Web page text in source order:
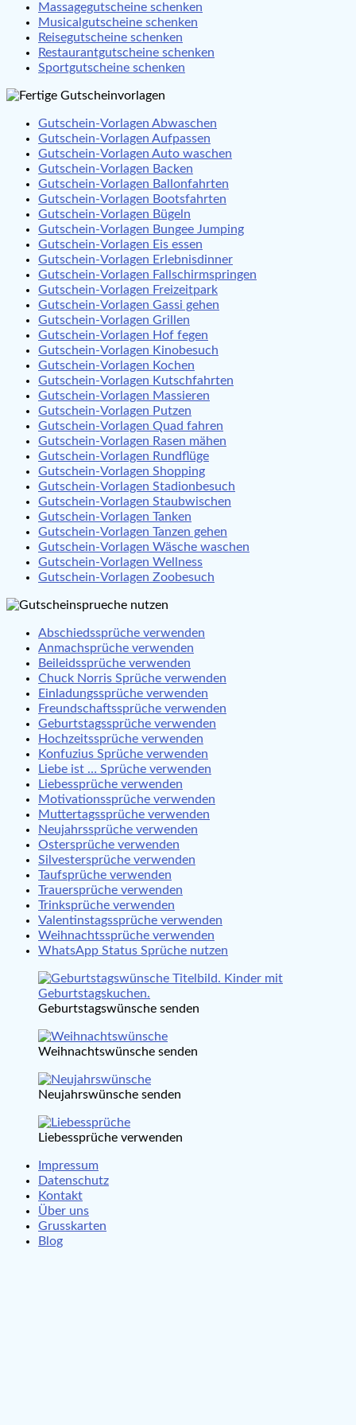
Massagegutscheine schenken
Musicalgutscheine schenken
Reisegutscheine schenken
Restaurantgutscheine schenken
Sportgutscheine schenken
Gutschein-Vorlagen Abwaschen
Gutschein-Vorlagen Aufpassen
Gutschein-Vorlagen Auto waschen
Gutschein-Vorlagen Backen
Gutschein-Vorlagen Ballonfahrten
Gutschein-Vorlagen Bootsfahrten
Gutschein-Vorlagen Bügeln
Gutschein-Vorlagen Bungee Jumping
Gutschein-Vorlagen Eis essen
Gutschein-Vorlagen Erlebnisdinner
Gutschein-Vorlagen Fallschirmspringen
Gutschein-Vorlagen Freizeitpark
Gutschein-Vorlagen Gassi gehen
Gutschein-Vorlagen Grillen
Gutschein-Vorlagen Hof fegen
Gutschein-Vorlagen Kinobesuch
Gutschein-Vorlagen Kochen
Gutschein-Vorlagen Kutschfahrten
Gutschein-Vorlagen Massieren
Gutschein-Vorlagen Putzen
Gutschein-Vorlagen Quad fahren
Gutschein-Vorlagen Rasen mähen
Gutschein-Vorlagen Rundflüge
Gutschein-Vorlagen Shopping
Gutschein-Vorlagen Stadionbesuch
Gutschein-Vorlagen Staubwischen
Gutschein-Vorlagen Tanken
Gutschein-Vorlagen Tanzen gehen
Gutschein-Vorlagen Wäsche waschen
Gutschein-Vorlagen Wellness
Gutschein-Vorlagen Zoobesuch
Abschiedssprüche verwenden
Anmachsprüche verwenden
Beileidssprüche verwenden
Chuck Norris Sprüche verwenden
Einladungssprüche verwenden
Freundschaftssprüche verwenden
Geburtstagssprüche verwenden
Hochzeitssprüche verwenden
Konfuzius Sprüche verwenden
Liebe ist … Sprüche verwenden
Liebessprüche verwenden
Motivationssprüche verwenden
Muttertagssprüche verwenden
Neujahrssprüche verwenden
Ostersprüche verwenden
Silvestersprüche verwenden
Taufsprüche verwenden
Trauersprüche verwenden
Trinksprüche verwenden
Valentinstagssprüche verwenden
Weihnachtssprüche verwenden
WhatsApp Status Sprüche nutzen
Geburtstagswünsche senden
Weihnachtswünsche senden
Neujahrswünsche senden
Liebessprüche verwenden
Impressum
Datenschutz
Kontakt
Über uns
Grusskarten
Blog